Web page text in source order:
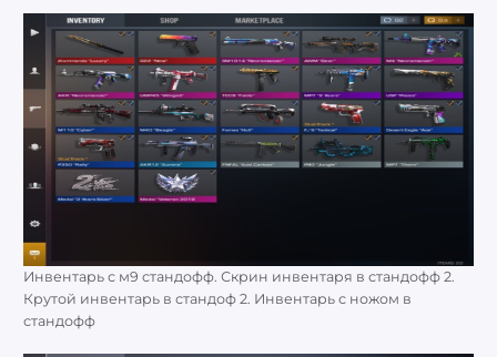
Инвентарь с м9 стандофф. Скрин инвентаря в стандофф 2.
Крутой инвентарь в стандоф 2. Инвентарь с ножом в
стандофф